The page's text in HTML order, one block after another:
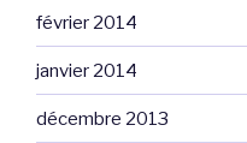
février 2014
janvier 2014
décembre 2013